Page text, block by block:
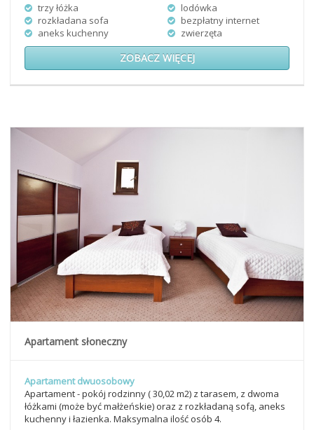
trzy łóżka
rozkładana sofa
aneks kuchenny
lodówka
bezpłatny internet
zwierzęta
ZOBACZ WIĘCEJ
Apartament słoneczny
Apartament dwuosobowy
Apartament - pokój rodzinny ( 30,02 m2) z tarasem, z dwoma
łóżkami (może być małżeńskie) oraz z rozkładaną sofą, aneks
kuchenny i łazienka. Maksymalna ilość osób 4.